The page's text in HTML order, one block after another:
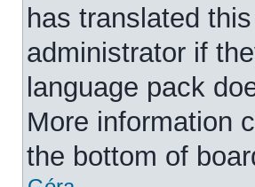
has translated
administrator if
language pack
More information
the bottom of